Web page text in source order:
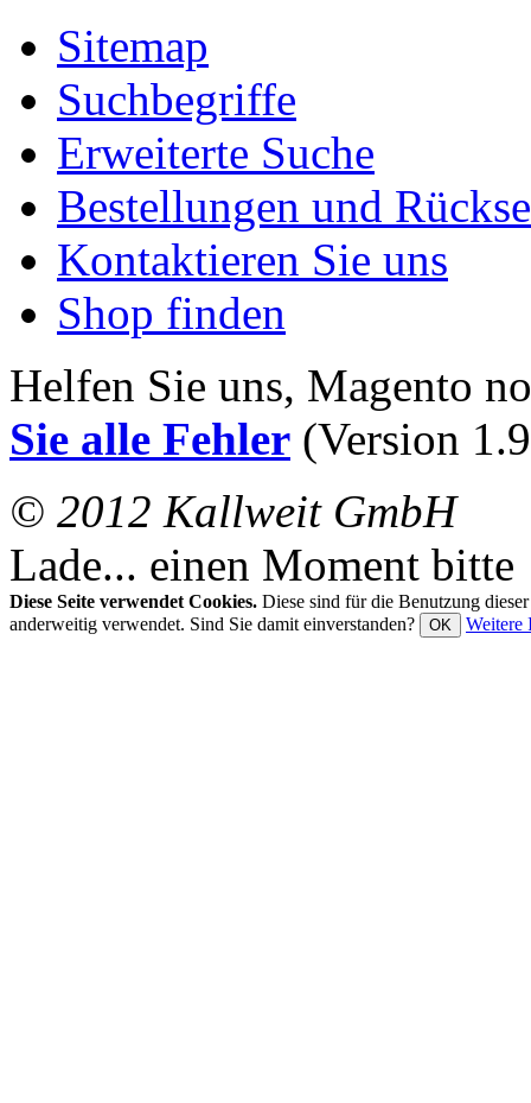
Sitemap
Suchbegriffe
Erweiterte Suche
Bestellungen und
Kontaktieren Sie uns
Shop finden
Helfen Sie uns, Magento
Sie alle Fehler (Version
© 2012 Kallweit GmbH
Lade... einen Moment bitte
Diese Seite verwendet Cookies. Diese sind für die Benutzung
anderweitig verwendet. Sind Sie damit einverstanden?
OK Weitere